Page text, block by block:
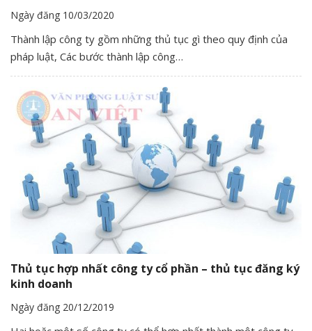
Ngày đăng 10/03/2020
Thành lập công ty gồm những thủ tục gì theo quy định của
pháp luật, Các bước thành lập công…
Thủ tục hợp nhất công ty cổ phần – thủ tục đăng ký
kinh doanh
Ngày đăng 20/12/2019